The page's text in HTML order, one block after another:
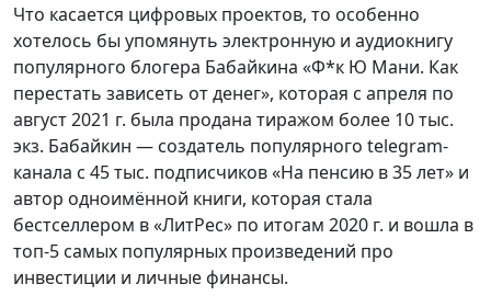
Что касается цифровых проектов, то особенно
хотелось бы упомянуть электронную и аудиокнигу
популярного блогера Бабайкина «Ф*к Ю Мани. Как
перестать зависеть от денег», которая с апреля по
август 2021 г. была продана тиражом более 10 тыс.
экз. Бабайкин — создатель популярного telegram-
канала с 45 тыс. подписчиков «На пенсию в 35 лет» и
автор одноимённой книги, которая стала
бестселлером в «ЛитРес» по итогам 2020 г. и вошла в
топ-5 самых популярных произведений про
инвестиции и личные финансы.